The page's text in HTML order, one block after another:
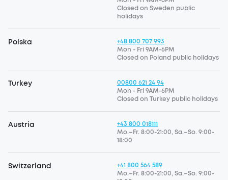
Closed on Sweden public
holidays
Polska
+48 800 707 993
Mon - Fri 9AM-6PM
Closed on Poland public holidays
Turkey
00800 621 24 94
Mon - Fri 9AM-6PM
Closed on Turkey public holidays
Austria
+43 800 018111
Mo.–Fr. 8:00-21:00, Sa.–So. 9:00-
18:00
Switzerland
+41 800 564 589
Mo.–Fr. 8:00-21:00, Sa.–So. 9:00-